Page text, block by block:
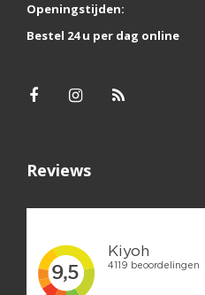
Openingstijden:
Bestel 24 u per dag online
Reviews